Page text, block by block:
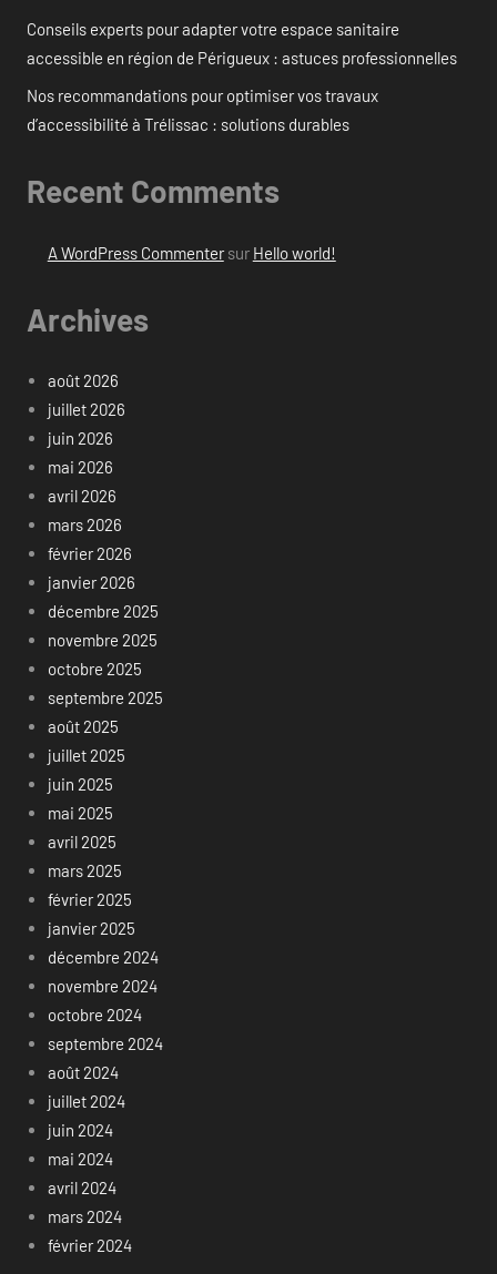
Conseils experts pour adapter votre espace sanitaire
accessible en région de Périgueux : astuces professionnelles
Nos recommandations pour optimiser vos travaux
d’accessibilité à Trélissac : solutions durables
Recent Comments
A WordPress Commentersur Hello world!
Archives
août 2026
juillet 2026
juin 2026
mai 2026
avril 2026
mars 2026
février 2026
janvier 2026
décembre 2025
novembre 2025
octobre 2025
septembre 2025
août 2025
juillet 2025
juin 2025
mai 2025
avril 2025
mars 2025
février 2025
janvier 2025
décembre 2024
novembre 2024
octobre 2024
septembre 2024
août 2024
juillet 2024
juin 2024
mai 2024
avril 2024
mars 2024
février 2024